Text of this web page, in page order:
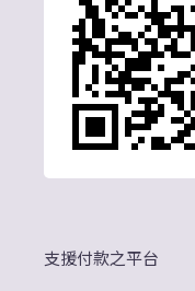
支援付款之平台